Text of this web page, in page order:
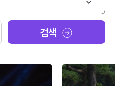
검색